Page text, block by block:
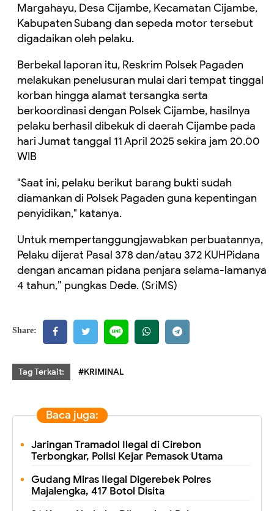
Margahayu, Desa Cijambe, Kecamatan Cijambe,
Kabupaten Subang dan sepeda motor tersebut
digadaikan oleh pelaku.
Berbekal laporan itu, Reskrim Polsek Pagaden
melakukan penelusuran mulai dari tempat tinggal
korban hingga alamat tersangka serta
berkoordinasi dengan Polsek Cijambe, hasilnya
pelaku berhasil dibekuk di daerah Cijambe pada
hari Jumat tanggal 11 April 2025 sekira jam 20.00
WIB
"Saat ini, pelaku berikut barang bukti sudah
diamankan di Polsek Pagaden guna kepentingan
penyidikan," katanya.
Untuk mempertanggungjawabkan perbuatannya,
Pelaku dijerat Pasal 378 dan/atau 372 KUHPidana
dengan ancaman pidana penjara selama-lamanya
4 tahun,” pungkas Dede. (SriMS)
Share:
Tag Terkait: #KRIMINAL
Baca juga:
Jaringan Tramadol Ilegal di Cirebon
Terbongkar, Polisi Kejar Pemasok Utama
Gudang Miras Ilegal Digerebek Polres
Majalengka, 417 Botol Disita